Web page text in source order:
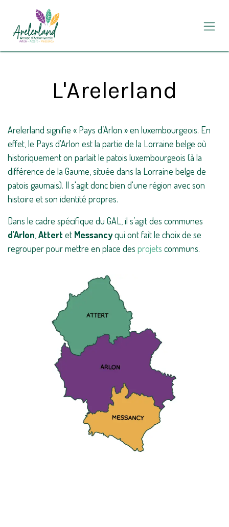
Se rendre au contenu
L'Arelerland
Arelerland signifie « Pays d’Arlon » en luxembourgeois. En
effet, le Pays d'Arlon est la partie de la Lorraine belge où
historiquement on parlait le patois luxembourgeois (à la
différence de la Gaume, située dans la Lorraine belge de
patois gaumais). Il s'agit donc bien d'une région avec son
histoire et son identité propres.
Dans le cadre spécifique du GAL, il s’agit des communes
d’Arlon Attert et Messancyqui ont fait le choix de se
regrouper pour mettre en place des projets communs.